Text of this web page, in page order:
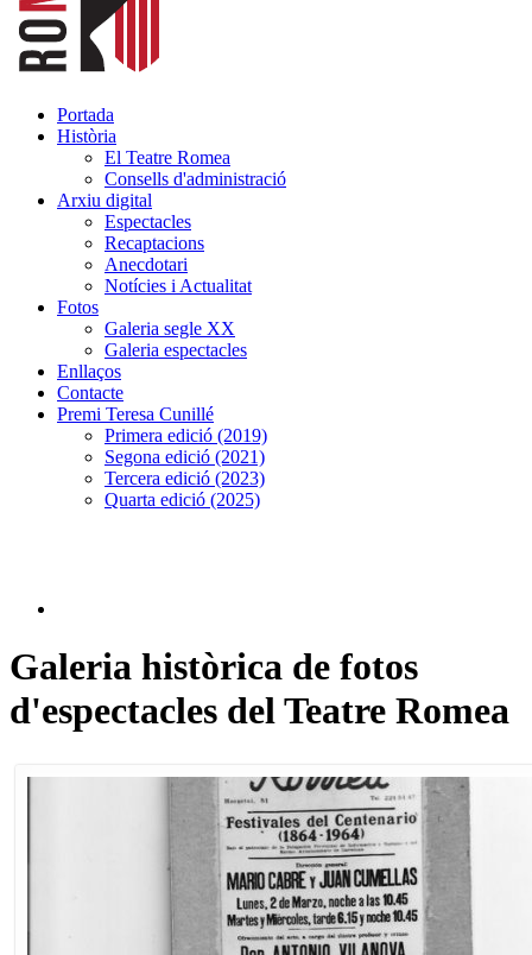
Portada
Història
El Teatre Romea
Consells d'administració
Arxiu digital
Espectacles
Recaptacions
Anecdotari
Notícies i Actualitat
Fotos
Galeria segle XX
Galeria espectacles
Enllaços
Contacte
Premi Teresa Cunillé
Primera edició (2019)
Segona edició (2021)
Tercera edició (2023)
Quarta edició (2025)
Galeria històrica de fotos
d'espectacles del Teatre Romea